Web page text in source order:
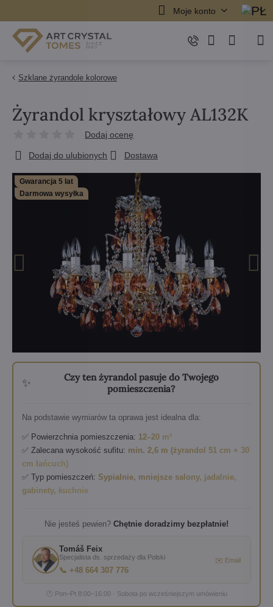
Moje konto
Szklane żyrandole kolorowe
Gwarancja 5 lat
Darmowa wysyłka
✨
Czy ten żyrandol pasuje do Twojego
pomieszczenia?
Na podstawie wymiarów ta oprawa jest idealna dla:
✅ Powierzchnia pomieszczenia: 12–20 m²
✅ Zalecana wysokość sufitu: min. 2,6 m (żyrandol 51 cm + 30
cm łańcuch)
✅ Typ pomieszczeń: Sypialnie, mniejsze salony, jadalnie,
gabinety, kuchnie
Nie jesteś pewien? Chętnie doradzimy bezpłatnie!
Tomáš Feix
Specjalista ds. sprzedaży dla Polski
📞 +48 664 307 776
✉️ Email
🕐 Pon–Pt 8:00–16:00 · Sobota po wcześniejszym umówieniu
Żyrandol kryształowy AL132K
Dodaj ocenę
Dodaj do ulubionych Dostawa